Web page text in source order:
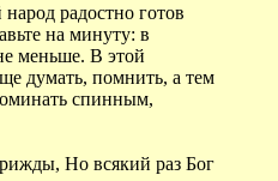
радостно готов
на минуту: в
меньше. В этой
думать, помнить, а тем
спинным,
Но всякий раз Бог